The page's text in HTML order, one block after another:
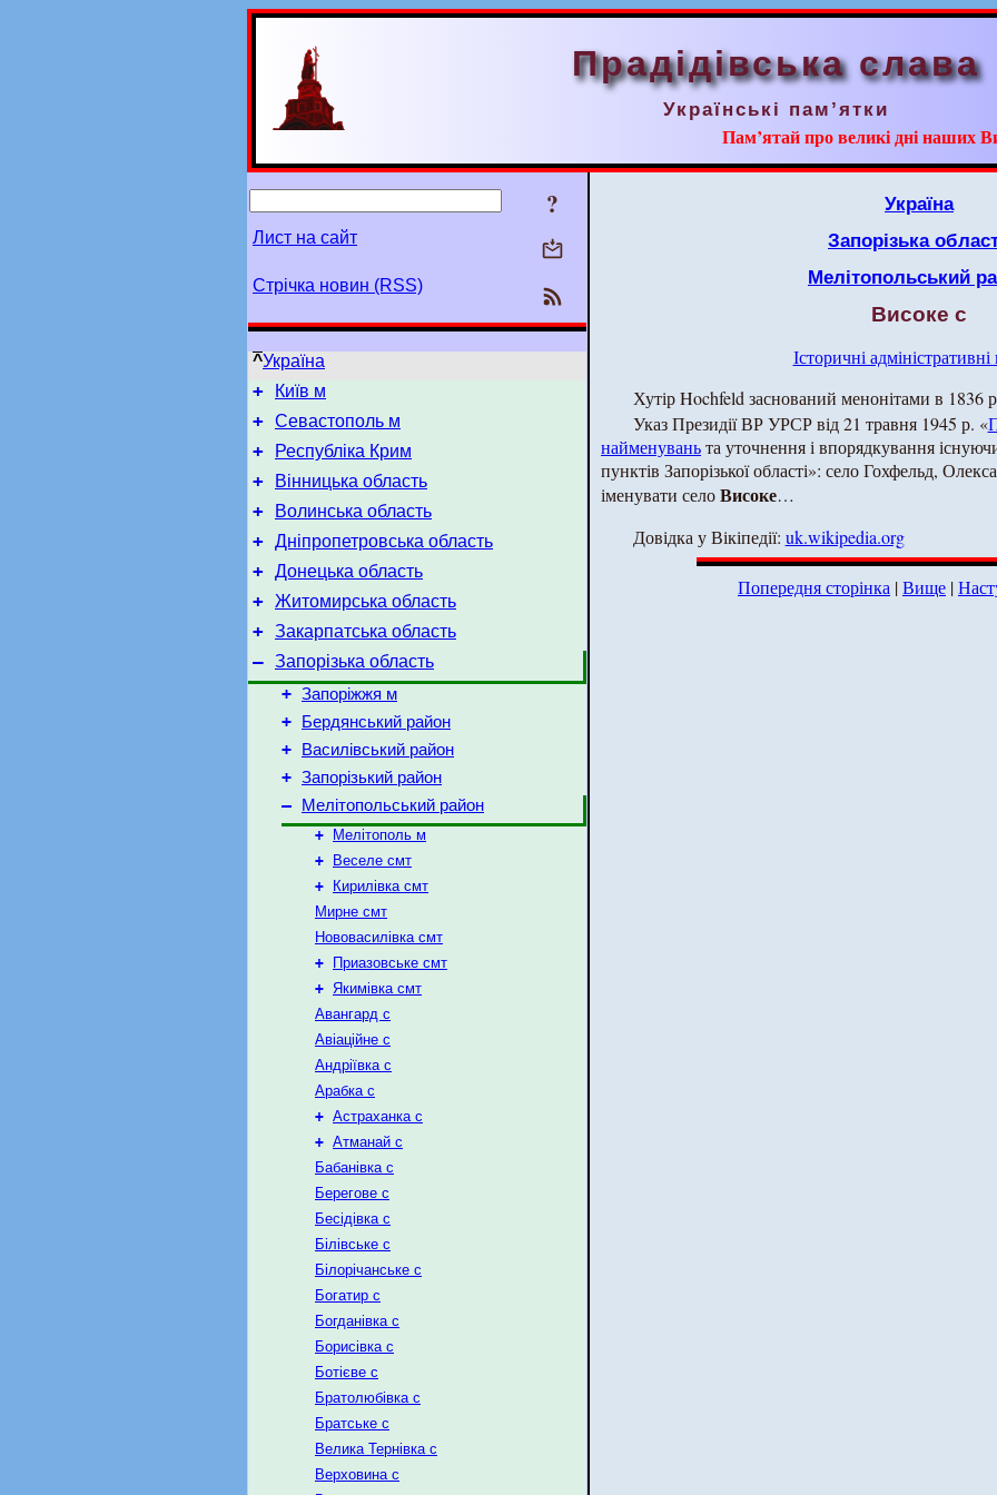
Прадідівська слава
Українські пам’ятки
Пам’ятай про великі дні наших
?
Лист на сайт
Стрічка новин (RSS)
^Україна
+ Київ м
+ Севастополь м
+ Республіка Крим
+ Вінницька область
+ Волинська область
+ Дніпропетровська область
+ Донецька область
+ Житомирська область
+ Закарпатська область
– Запорізька область
+ Запоріжжя м
+ Бердянський район
+ Василівський район
+ Запорізький район
– Мелітопольський район
+
Мелітополь м
+
Веселе смт
+
Кирилівка смт
Мирне смт
Нововасилівка смт
+
Приазовське смт
+ Якимівка смт
Авангард с
Авіаційне с
Андріївка с
Арабка с
+ Астраханка с
+ Атманай с
Бабанівка с
Берегове с
Бесідівка с
Білівське с
Білорічанське с
Богатир с
Богданівка с
Борисівка с
Ботієве с
Братолюбівка с
Братське с
Велика Тернівка с
Верховина с
Україна
Запорізька
Мелітопольський
Високе с
Історичні адміністративні
Хутір Hochfeld заснований менонітами в 1836
Указ Президії ВР УРСР від 21 травня 1945 р. «
найменуваньта уточнення і впорядкування
пунктів Запорізької області»: село Гохфельд,
іменувати селоВисоке…
Довідка у Вікіпедії: uk.wikipedia.org
Попередня сторінка |Вище |